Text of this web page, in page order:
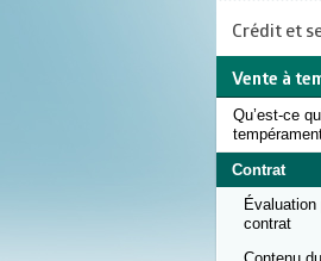
Crédit et
Vente à
Qu’est-ce
Contrat
contrat